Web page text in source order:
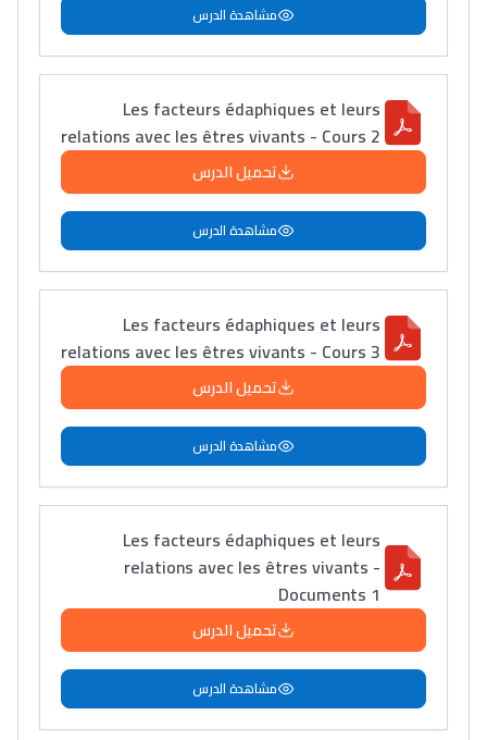
مشاهدة الدرس
Les facteurs édaphiques et leurs
relations avec les êtres vivants - Cours 2
تحميل الدرس
مشاهدة الدرس
Les facteurs édaphiques et leurs
relations avec les êtres vivants - Cours 3
تحميل الدرس
مشاهدة الدرس
Les facteurs édaphiques et leurs
relations avec les êtres vivants -
Documents 1
تحميل الدرس
مشاهدة الدرس